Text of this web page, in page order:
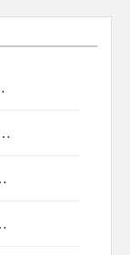
生产工作
05-01
石山县林草中心全力筑牢春节森林草原防火安全防线
02-24
原防灭火工作会议
09-29
日攻坚行动动员会